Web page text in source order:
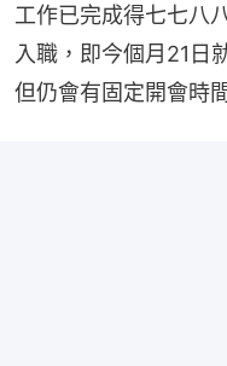
工作已完成得七七八
入職，即今個月21日
但仍會有固定開會時